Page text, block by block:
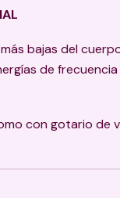
bajas del
de frecuencia
con gotario de